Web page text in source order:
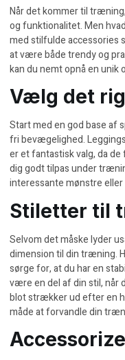
Når det kommer til
og funktionalitet. Men
med stilfulde accessories
at være både trendy og
kan du nemt opnå en
Vælg det
Start med en god base af
fri bevægelighed.
er et fantastisk valg, da
dig godt tilpas under
interessante mønstre
Stiletter til
Selvom det måske lyder
dimension til din træning.
sørge for, at du har en
være en del af din stil, når
blot strækker ud efter en
måde at forvandle din